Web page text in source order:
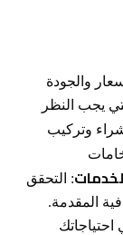
والجودة
يجب النظر
وتركيب
: التحقق
المقدمة.
احتياجاتك